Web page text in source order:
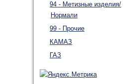
94 - Метизные изделия/
Нормали
99 - Прочие
КАМАЗ
ГАЗ